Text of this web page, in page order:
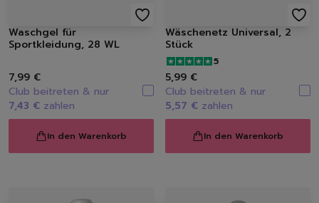
Bürsten
Waschgel für
Sportkleidung, 28 WL
7,99 €
Club beitreten & nur
7,43 € zahlen
In den Warenkorb
Wäschenetz Universal, 2
Stück
5
5,99 €
Club beitreten & nur
5,57 € zahlen
In den Warenkorb